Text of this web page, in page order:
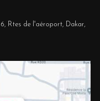
Rtes de l'aéroport, Dakar,